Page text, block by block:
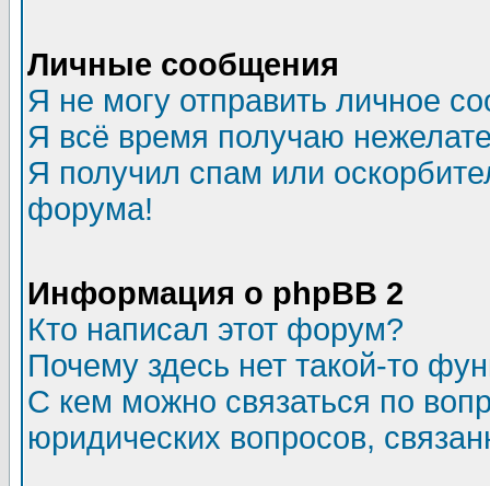
Личные сообщения
Я не могу отправить личное
Я всё время получаю
Я получил спам или
форума!
Информация о phpBB 2
Кто написал этот форум?
Почему здесь нет такой-то
С кем можно связаться по
юридических вопросов,